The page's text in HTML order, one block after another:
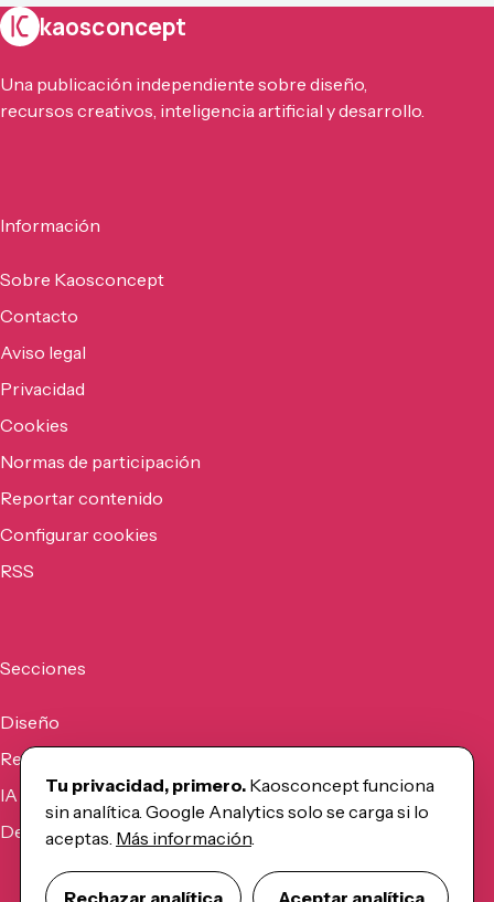
kaosconcept
Una publicación independiente sobre diseño,
recursos creativos, inteligencia artificial y desarrollo.
Información
Sobre Kaosconcept
Contacto
Aviso legal
Privacidad
Cookies
Normas de participación
Reportar contenido
Configurar cookies
RSS
Secciones
Diseño
Recursos
IA
Desarrollo
Tu privacidad, primero. Kaosconcept funciona
sin analítica. Google Analytics solo se carga si lo
aceptas. Más información.
Rechazar analítica Aceptar analítica